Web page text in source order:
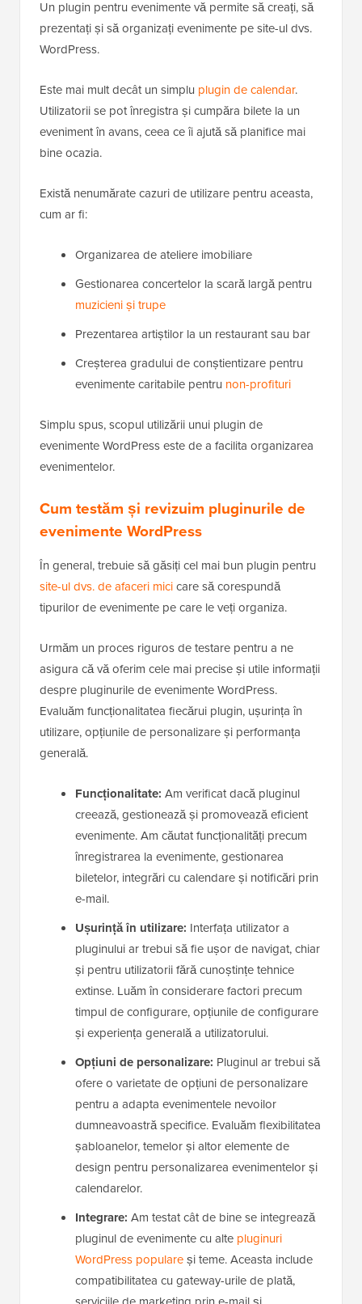
Un plugin pentru evenimente vă permite să creați, să
prezentați și să organizați evenimente pe site-ul dvs.
WordPress.
Este mai mult decât un simplu plugin de calendar.
Utilizatorii se pot înregistra și cumpăra bilete la un
eveniment în avans, ceea ce îi ajută să planifice mai
bine ocazia.
Există nenumărate cazuri de utilizare pentru aceasta,
cum ar fi:
Organizarea de ateliere imobiliare
Gestionarea concertelor la scară largă pentru
muzicieni și trupe
Prezentarea artiștilor la un restaurant sau bar
Creșterea gradului de conștientizare pentru
evenimente caritabile pentru non-profituri
Simplu spus, scopul utilizării unui plugin de
evenimente WordPress este de a facilita organizarea
evenimentelor.
Cum testăm și revizuim pluginurile de
evenimente WordPress
În general, trebuie să găsiți cel mai bun plugin pentru
site-ul dvs. de afaceri micicare să corespundă
tipurilor de evenimente pe care le veți organiza.
Urmăm un proces riguros de testare pentru a ne
asigura că vă oferim cele mai precise și utile informații
despre pluginurile de evenimente WordPress.
Evaluăm funcționalitatea fiecărui plugin, ușurința în
utilizare, opțiunile de personalizare și performanța
generală.
Funcționalitate: Am verificat dacă pluginul
creează, gestionează și promovează eficient
evenimente. Am căutat funcționalități precum
înregistrarea la evenimente, gestionarea
biletelor, integrări cu calendare și notificări prin
e-mail.
Ușurință în utilizare: Interfața utilizator a
pluginului ar trebui să fie ușor de navigat, chiar
și pentru utilizatorii fără cunoștințe tehnice
extinse. Luăm în considerare factori precum
timpul de configurare, opțiunile de configurare
și experiența generală a utilizatorului.
Opțiuni de personalizare: Pluginul ar trebui să
ofere o varietate de opțiuni de personalizare
pentru a adapta evenimentele nevoilor
dumneavoastră specifice. Evaluăm flexibilitatea
șabloanelor, temelor și altor elemente de
design pentru personalizarea evenimentelor și
calendarelor.
Integrare: Am testat cât de bine se integrează
pluginul de evenimente cu alte pluginuri
WordPress populareși teme. Aceasta include
compatibilitatea cu gateway-urile de plată,